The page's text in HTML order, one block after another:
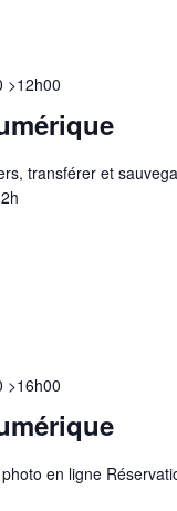
>12h00
transférer et
>16h00
en ligne